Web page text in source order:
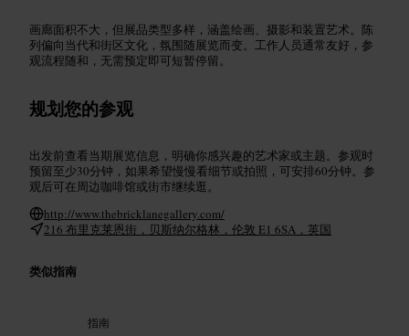
画廊面积不大，但展品类型多样，涵盖绘画、摄影和装置艺术。陈
列偏向当代和街区文化，氛围随展览而变。工作人员通常友好，参
观流程随和，无需预定即可短暂停留。
规划您的参观
出发前查看当期展览信息，明确你感兴趣的艺术家或主题。参观时
预留至少30分钟，如果希望慢慢看细节或拍照，可安排60分钟。参
观后可在周边咖啡馆或街市继续逛。
http://www.thebricklanegallery.com/
216 布里克莱恩街，贝斯纳尔格林，伦敦 E1 6SA，英国
类似指南
指南